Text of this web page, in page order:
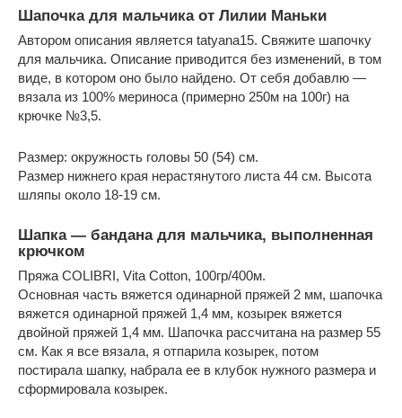
Шапочка для мальчика от Лилии Маньки
Автором описания является tatyana15. Свяжите шапочку
для мальчика. Описание приводится без изменений, в том
виде, в котором оно было найдено. От себя добавлю —
вязала из 100% мериноса (примерно 250м на 100г) на
крючке №3,5.
Размер: окружность головы 50 (54) см.
Размер нижнего края нерастянутого листа 44 см. Высота
шляпы около 18-19 см.
Шапка — бандана для мальчика, выполненная
крючком
Пряжа COLIBRI, Vita Cotton, 100гр/400м.
Основная часть вяжется одинарной пряжей 2 мм, шапочка
вяжется одинарной пряжей 1,4 мм, козырек вяжется
двойной пряжей 1,4 мм. Шапочка рассчитана на размер 55
см. Как я все вязала, я отпарила козырек, потом
постирала шапку, набрала ее в клубок нужного размера и
сформировала козырек.